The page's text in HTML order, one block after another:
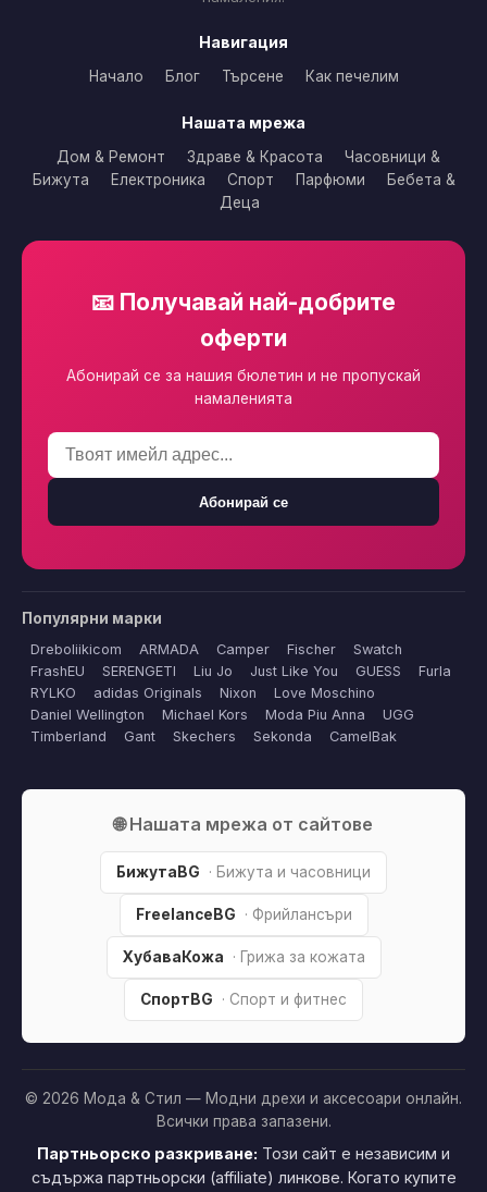
Навигация
Начало Блог Търсене Как печелим
Нашата мрежа
Дом & Ремонт Здраве & Красота
Часовници &
Бижута
Електроника Спорт Парфюми
Бебета &
Деца
📧 Получавай най-добрите
оферти
Абонирай се за нашия бюлетин и не пропускай
намаленията
Абонирай се
Популярни марки
Dreboliikicom ARMADA Camper Fischer
Swatch
FrashEU
SERENGETI Liu Jo Just Like You GUESS
Furla
RYLKO
adidas Originals Nixon
Love Moschino
Daniel Wellington
Michael Kors Moda Piu Anna
UGG
Timberland
Gant Skechers Sekonda CamelBak
🌐 Нашата мрежа от сайтове
БижутаBG · Бижута и часовници
FreelanceBG · Фрийлансъри
ХубаваКожа · Грижа за кожата
СпортBG · Спорт и фитнес
© 2026 Мода & Стил — Модни дрехи и аксесоари онлайн.
Всички права запазени.
Партньорско разкриване: Този сайт е независим и
съдържа партньорски (affiliate) линкове. Когато купите